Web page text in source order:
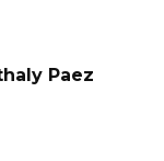
Paez